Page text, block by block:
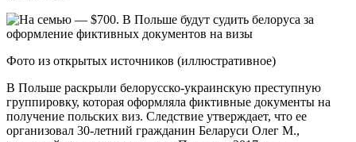
Фото из открытых источников (иллюстративное)
В Польше раскрыли белорусско-украинскую преступную
группировку, которая оформляла фиктивные документы на
получение польских виз. Следствие утверждает, что ее
организовал 30-летний гражданин Беларуси Олег М.,